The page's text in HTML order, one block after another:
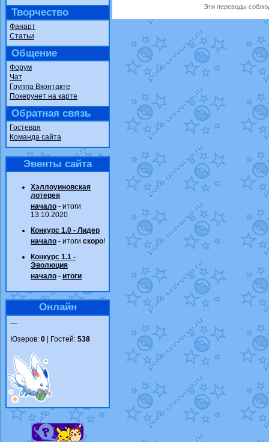
Творчество
Фанарт
Статьи
Общение
Форум
Чат
Группа Вконтакте
Покерунет на карте
Обратная связь
Гостевая
Команда сайта
Эвенты сайта
Хэллоуиновская
лотерея
начало - итоги
13.10.2020
Конкурс 1.0 - Лидер
начало - итоги скоро!
Конкурс 1.1 -
Эволюция
начало - итоги
Онлайн
—
Юзеров: 0 | Гостей: 538
Эти переводы